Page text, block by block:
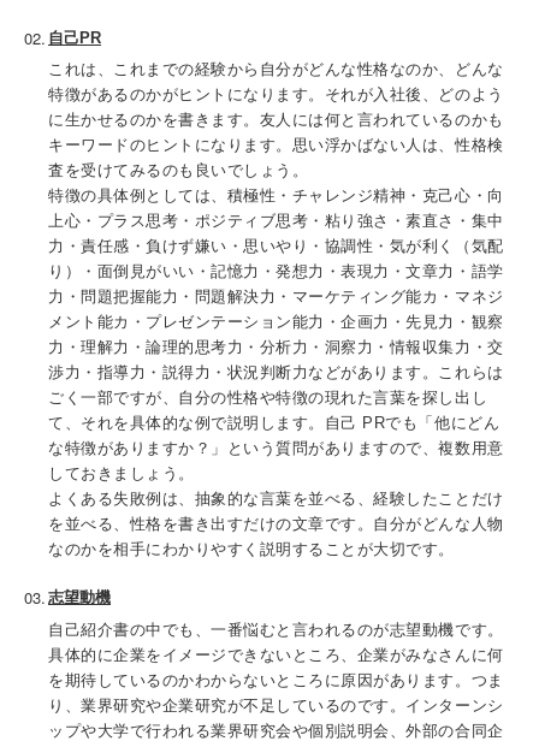
自己PR
これは、これまでの経験から自分がどんな性格なのか、どんな
特徴があるのかがヒントになります。それが入社後、どのよう
に生かせるのかを書きます。友人には何と言われているのかも
キーワードのヒントになります。思い浮かばない人は、性格検
査を受けてみるのも良いでしょう。
特徴の具体例としては、積極性・チャレンジ精神・克己心・向
上心・プラス思考・ポジティブ思考・粘り強さ・素直さ・集中
力・責任感・負けず嫌い・思いやり・協調性・気が利く（気配
り）・面倒見がいい・記憶力・発想力・表現力・文章力・語学
力・問題把握能力・問題解決力・マーケティング能カ・マネジ
メント能カ・プレゼンテーション能力・企画力・先見力・観察
力・理解力・論理的思考力・分析力・洞察力・情報収集力・交
渉力・指導力・説得力・状況判断力などがあります。これらは
ごく一部ですが、自分の性格や特徴の現れた言葉を探し出し
て、それを具体的な例で説明します。自己 PRでも「他にどん
な特徴がありますか？」という質問がありますので、複数用意
しておきましょう。
よくある失敗例は、抽象的な言葉を並べる、経験したことだけ
を並べる、性格を書き出すだけの文章です。自分がどんな人物
なのかを相手にわかりやすく説明することが大切です。
志望動機
自己紹介書の中でも、一番悩むと言われるのが志望動機です。
具体的に企業をイメージできないところ、企業がみなさんに何
を期待しているのかわからないところに原因があります。つま
り、業界研究や企業研究が不足しているのです。インターンシ
ップや大学で行われる業界研究会や個別説明会、外部の合同企